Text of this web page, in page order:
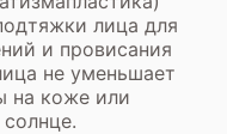
лица для
и провисания
не уменьшает
на коже или